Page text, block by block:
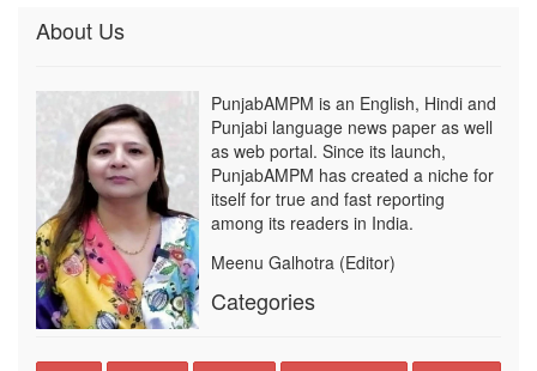
About Us
PunjabAMPM is an English, Hindi and
Punjabi language news paper as well
as web portal. Since its launch,
PunjabAMPM has created a niche for
itself for true and fast reporting
among its readers in India.
Meenu Galhotra (Editor)
Categories